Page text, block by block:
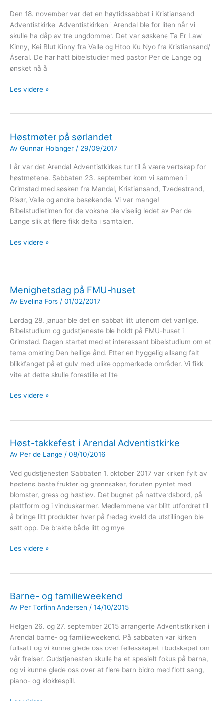
Den 18. november var det en høytidssabbat i Kristiansand
Adventistkirke. Adventistkirken i Arendal ble for liten når vi
skulle ha dåp av tre ungdommer. Det var søskene Ta Er Law
Kinny, Kei Blut Kinny fra Valle og Htoo Ku Nyo fra Kristiansand/
Åseral. De har hatt bibelstudier med pastor Per de Lange og
ønsket nå å
Dåpshøytid
Les videre »
Høstmøter på sørlandet
Av Gunnar Holanger / 29/09/2017
I år var det Arendal Adventistkirkes tur til å være vertskap for
høstmøtene. Sabbaten 23. september kom vi sammen i
Grimstad med søsken fra Mandal, Kristiansand, Tvedestrand,
Risør, Valle og andre besøkende. Vi var mange!
Bibelstudietimen for de voksne ble viselig ledet av Per de
Lange slik at flere fikk delta i samtalen.
Høstmøter
Les videre »
Menighetsdag på FMU-huset
Av Evelina Fors / 01/02/2017
Lørdag 28. januar ble det en sabbat litt utenom det vanlige.
Bibelstudium og gudstjeneste ble holdt på FMU-huset i
Grimstad. Dagen startet med et interessant bibelstudium om et
tema omkring Den hellige ånd. Etter en hyggelig allsang falt
blikkfanget på et gulv med ulike oppmerkede områder. Vi fikk
vite at dette skulle forestille et lite
Menighetsdag
Les videre »
Høst-takkefest i Arendal Adventistkirke
Av Per de Lange / 08/10/2016
Ved gudstjenesten Sabbaten 1. oktober 2017 var kirken fylt av
høstens beste frukter og grønnsaker, foruten pyntet med
blomster, gress og høstløv. Det bugnet på nattverdsbord, på
plattform og i vinduskarmer. Medlemmene var blitt utfordret til
å bringe litt produkter hver på fredag kveld da utstillingen ble
satt opp. De brakte både litt og mye
Høst-
Adventistkirke
Les videre »
Barne- og familieweekend
Av Per Torfinn Andersen / 14/10/2015
Helgen 26. og 27. september 2015 arrangerte Adventistkirken i
Arendal barne- og familieweekend. På sabbaten var kirken
fullsatt og vi kunne glede oss over fellesskapet i budskapet om
vår frelser. Gudstjenesten skulle ha et spesielt fokus på barna,
og vi kunne glede oss over at flere barn bidro med flott sang,
piano- og klokkespill.